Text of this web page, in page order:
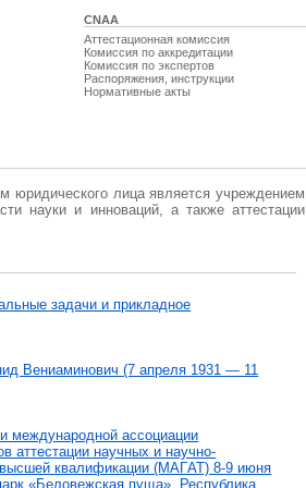
CNAA
Аттестационная комиссия
Комиссия по аккредитации
Комиссия по экспертов
Распоряжения, инструкции
Нормативные акты
юридического лица является учреждением
науки и инноваций, а также аттестации
задачи и прикладное
Вениаминович (7 апреля 1931 — 11
международной ассоциации
аттестации научных и научно-
высшей квалификации (МАГAT) 8-9 июня
«Беловежская пуща», Республика